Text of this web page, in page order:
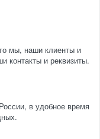
мы, наши клиенты и
контакты и реквизиты.
в удобное время